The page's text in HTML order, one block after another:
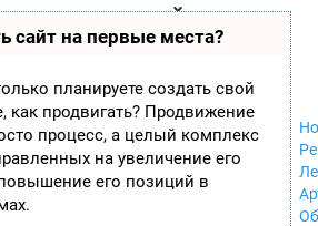
сайт на первые места?
планируете создать свой
как продвигать? Продвижение
процесс, а целый комплекс
на увеличение его
его позиций в
ла
ор
м
ы
Xbox 360
Nintendo Wii
Nintendo
GameCube
PlayStation
PlayStation 2